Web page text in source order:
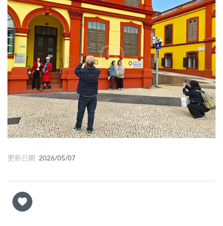
門
搜
索
古
地
圖
媽
閣
寺
更新日期 2026/05/07